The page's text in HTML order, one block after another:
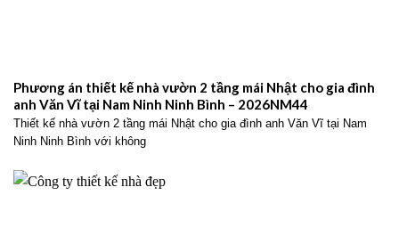
Phương án thiết kế nhà vườn 2 tầng mái Nhật cho gia đình
anh Văn Vĩ tại Nam Ninh Ninh Bình – 2026NM44
Thiết kế nhà vườn 2 tầng mái Nhật cho gia đình anh Văn Vĩ tại Nam
Ninh Ninh Bình với không